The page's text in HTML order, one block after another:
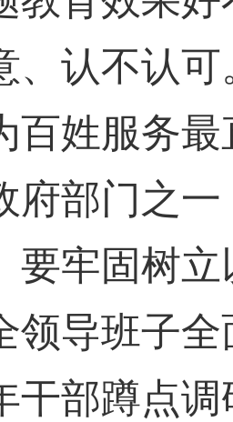
、认不认
百姓服务
府部门之
要牢固树
领导班子
干部蹲点